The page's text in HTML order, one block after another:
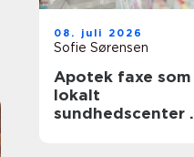
08. juli 2026
Sofie Sørensen
Apotek faxe som
lokalt
sundhedscenter i